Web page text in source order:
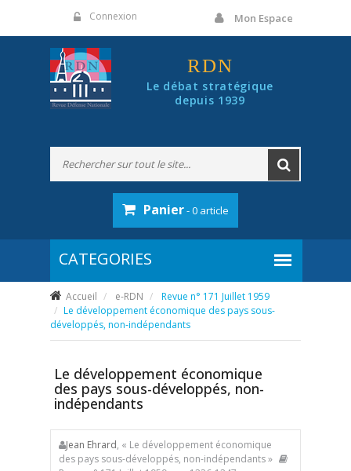
Connexion Mon Espace
RDN
Le débat stratégique
depuis 1939
Panier- 0 article
Accueil e-RDN
Revue n° 171 Juillet 1959
Le développement économique des pays sous-
développés, non-indépendants
Le développement économique
des pays sous-développés, non-
indépendants
Jean Ehrard, « Le développement économique
des pays sous-développés, non-indépendants »